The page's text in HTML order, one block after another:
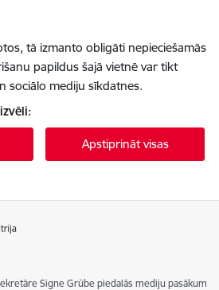
tā izmanto obligāti nepieciešamās
papildus šajā vietnē var tikt
sociālo mediju sīkdatnes.
Apstiprināt visas
Signe Grūbe piedalās mediju